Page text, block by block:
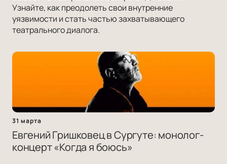
Узнайте, как преодолеть свои внутренние
уязвимости и стать частью захватывающего
театрального диалога.
31 марта
Евгений Гришковец в Сургуте: монолог-
концерт «Когда я боюсь»